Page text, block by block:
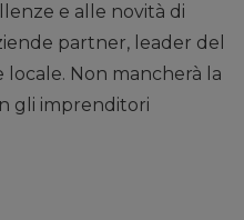
e alle novità di
partner, leader del
Non mancherà la
gli imprenditori